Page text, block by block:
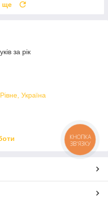
ще
за рік
Україна
КНОПКА
ЗВ'ЯЗКУ